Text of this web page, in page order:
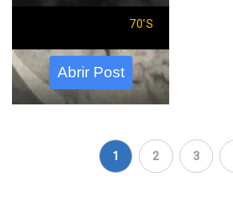
70'S
Abrir Post
1 2 3